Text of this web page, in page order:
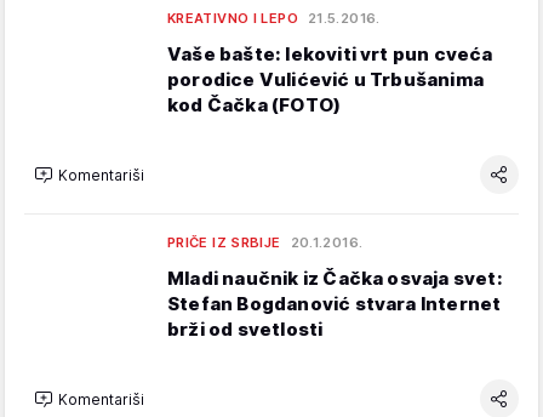
KREATIVNO I LEPO 21.5.2016.
Vaše bašte: lekoviti vrt pun cveća
porodice Vulićević u Trbušanima
kod Čačka (FOTO)
Komentariši
PRIČE IZ SRBIJE 20.1.2016.
Mladi naučnik iz Čačka osvaja svet:
Stefan Bogdanović stvara Internet
brži od svetlosti
Komentariši